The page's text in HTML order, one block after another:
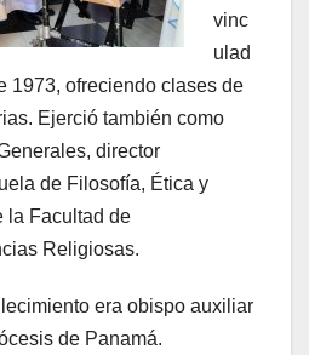
vinc
ulad
1973, ofreciendo clases de
Ejerció también como
director
de Filosofía, Ética y
la Facultad de
Religiosas.
era obispo auxiliar
de Panamá.